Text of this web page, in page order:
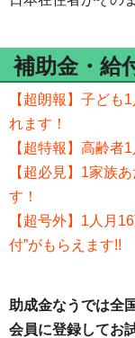
補助金・給
【超朗報】子ども
れます！
【超特報】高齢者
【超必見】1家族
す！
【超号外】1人月
付”がもらえます!!
助成金なうでは全
会員に登録してお